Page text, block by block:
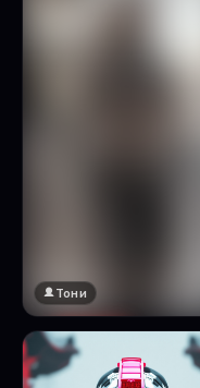
🔞 18+
Натисни за преглед
Тони